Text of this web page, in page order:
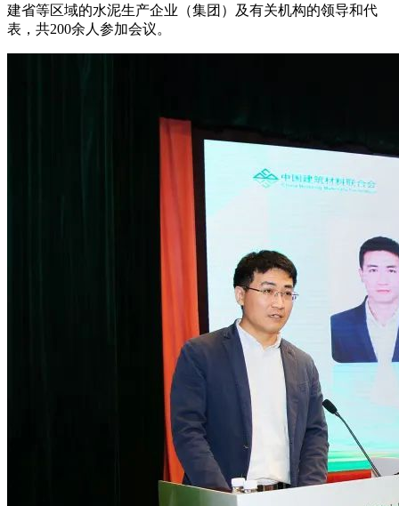
建省等区域的水泥生产企业（集团）及有关机构的领导和代
表，共200余人参加会议。